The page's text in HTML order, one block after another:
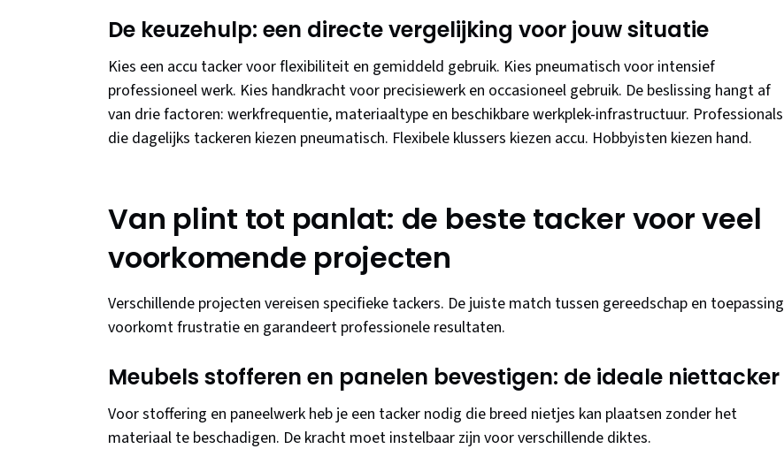
De keuzehulp: een directe vergelijking voor jouw situatie
Kies een accu tacker voor flexibiliteit en gemiddeld gebruik. Kies pneumatisch voor intensief
professioneel werk. Kies handkracht voor precisiewerk en occasioneel gebruik. De beslissing hangt af
van drie factoren: werkfrequentie, materiaaltype en beschikbare werkplek-infrastructuur. Professionals
die dagelijks tackeren kiezen pneumatisch. Flexibele klussers kiezen accu. Hobbyisten kiezen hand.
Van plint tot panlat: de beste tacker voor veel
voorkomende projecten
Verschillende projecten vereisen specifieke tackers. De juiste match tussen gereedschap en toepassing
voorkomt frustratie en garandeert professionele resultaten.
Meubels stofferen en panelen bevestigen: de ideale niettacker
Voor stoffering en paneelwerk heb je een tacker nodig die breed nietjes kan plaatsen zonder het
materiaal te beschadigen. De kracht moet instelbaar zijn voor verschillende diktes.